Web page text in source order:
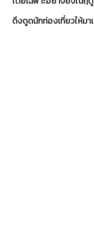
ดึงดูดนักท่องเที่ยวให้มา